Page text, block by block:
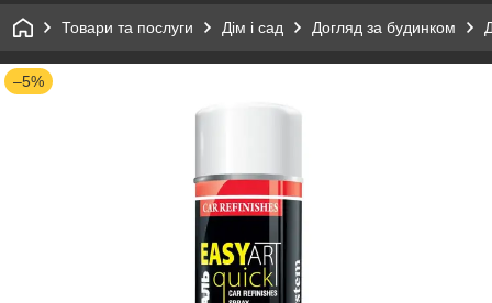
Товари та послуги Дім і сад Догляд за будинком
–5%